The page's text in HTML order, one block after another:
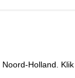
Holland.